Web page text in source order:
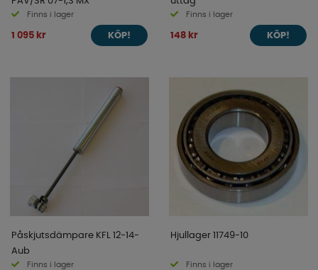
Finns i lager
1 095 kr KÖP!
Finns i lager
148 kr KÖP!
Påskjutsdämpare KFL 12-14-
Aub
Finns i lager
Hjullager 11749-10
Finns i lager